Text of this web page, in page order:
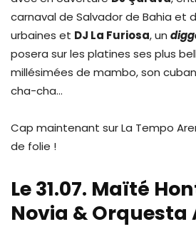
carnaval de Salvador de Bahia et
urbaines et DJ La Furiosa, un
posera sur les platines ses plus
millésimées de mambo, son
cha-cha…
Cap maintenant sur La Tempo
de folie !
Le 31.07. Maïté
Novia & Orquesta